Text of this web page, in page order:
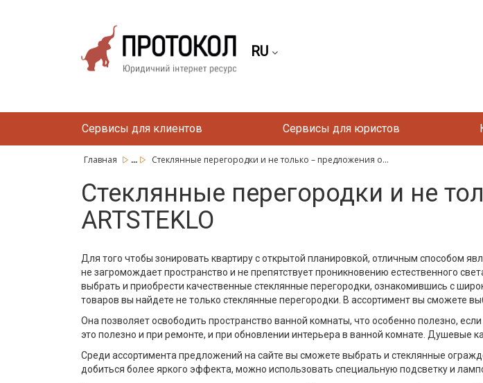
RU
Сервисы для клиентов Сервисы для юристов
Главная ... Стеклянные перегородки и не только – предложения о...
Стеклянные перегородки и не
ARTSTEKLO
Для того чтобы зонировать квартиру с открытой планировкой, отличным способом
не загромождает пространство и не препятствует проникновению естественного
выбрать и приобрести качественные стеклянные перегородки, ознакомившись с
товаров вы найдете не только стеклянные перегородки. В ассортимент вы сможете
Она позволяет освободить пространство ванной комнаты, что особенно полезно,
это полезно и при ремонте, и при обновлении интерьера в ванной комнате. Душевые
Среди ассортимента предложений на сайте вы сможете выбрать и стеклянные
добиться более яркого эффекта, можно использовать специальную подсветку и